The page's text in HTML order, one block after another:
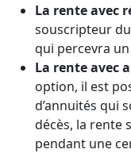
La rente avec
souscripteur
qui percevra
La rente avec
option, il est
d’annuités qui
décès, la rente
pendant une